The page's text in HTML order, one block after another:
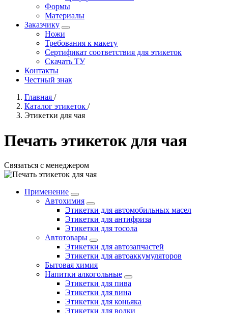
Формы
Материалы
Заказчику
Ножи
Требования к макету
Сертификат соответствия для этикеток
Скачать ТУ
Контакты
Честный знак
Главная /
Каталог этикеток /
Этикетки для чая
Печать этикеток для чая
Связаться с менеджером
Применение
Автохимия
Этикетки для автомобильных масел
Этикетки для антифриза
Этикетки для тосола
Автотовары
Этикетки для автозапчастей
Этикетки для автоаккумуляторов
Бытовая химия
Напитки алкогольные
Этикетки для пива
Этикетки для вина
Этикетки для коньяка
Этикетки для водки